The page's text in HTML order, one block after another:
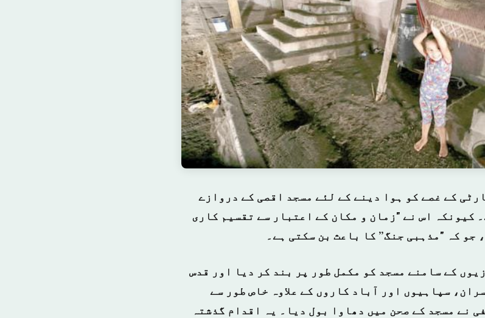
کے غصے کو ہوا دینے کے لئے مسجد اقصی کے دروازے
کیونکہ اس نے "زمان و مکان کے اعتبار سے تقسیم کاری
جو کہ "مذہبی جنگ” کا باعث بن سکتی ہے۔
کے سامنے مسجد کو مکمل طور پر بند کر دیا اور قدس
سپاہیوں اور آباد کاروں کے علاوہ خاص طور سے
نے مسجد کے صحن میں دھاوا بول دیا۔ یہ اقدام گذشتہ